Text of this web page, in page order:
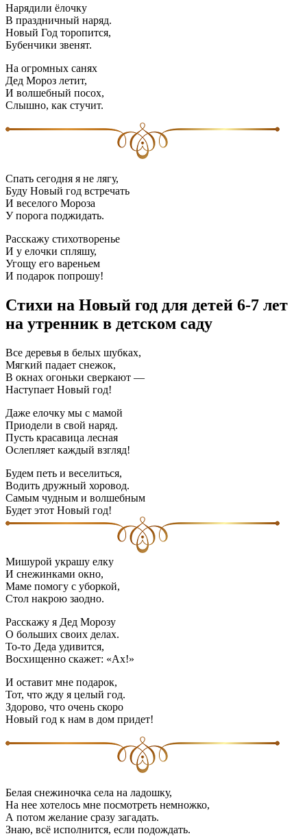
Нарядили ёлочку
В праздничный наряд.
Новый Год торопится,
Бубенчики звенят.
На огромных санях
Дед Мороз летит,
И волшебный посох,
Слышно, как стучит.
Спать сегодня я не лягу,
Буду Новый год встречать
И веселого Мороза
У порога поджидать.
Расскажу стихотворенье
И у елочки спляшу,
Угощу его вареньем
И подарок попрошу!
Стихи на Новый год для детей 6-7 лет
на утренник в детском саду
Все деревья в белых шубках,
Мягкий падает снежок,
В окнах огоньки сверкают —
Наступает Новый год!
Даже елочку мы с мамой
Приодели в свой наряд.
Пусть красавица лесная
Ослепляет каждый взгляд!
Будем петь и веселиться,
Водить дружный хоровод.
Самым чудным и волшебным
Будет этот Новый год!
Мишурой украшу елку
И снежинками окно,
Маме помогу с уборкой,
Стол накрою заодно.
Расскажу я Дед Морозу
О больших своих делах.
То-то Деда удивится,
Восхищенно скажет: «Ах!»
И оставит мне подарок,
Тот, что жду я целый год.
Здорово, что очень скоро
Новый год к нам в дом придет!
Белая снежиночка села на ладошку,
На нее хотелось мне посмотреть немножко,
А потом желание сразу загадать.
Знаю, всё исполнится, если подождать.